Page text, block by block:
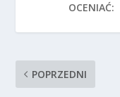
OCENIAĆ:
POPRZEDNI